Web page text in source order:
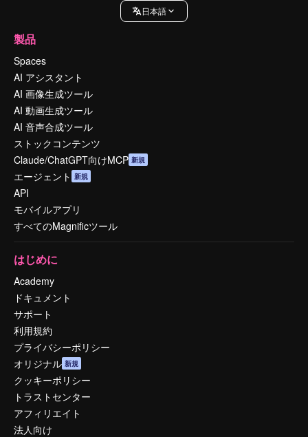
日本語
製品
Spaces
AI アシスタント
AI 画像生成ツール
AI 動画生成ツール
AI 音声合成ツール
ストックコンテンツ
Claude/ChatGPT向けMCP 新規
エージェント 新規
API
モバイルアプリ
すべてのMagnificツール
はじめに
Academy
ドキュメント
サポート
利用規約
プライバシーポリシー
オリジナル 新規
クッキーポリシー
トラストセンター
アフィリエイト
法人向け